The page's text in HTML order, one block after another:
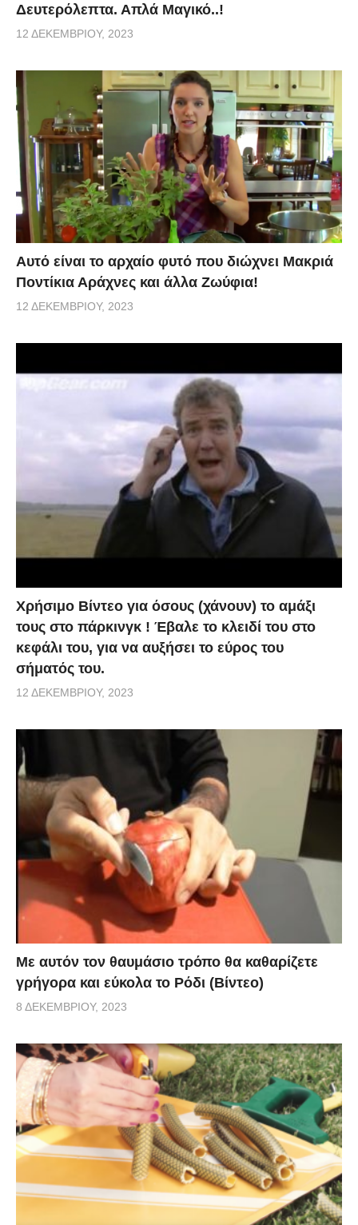
Δευτερόλεπτα. Απλά Μαγικό..!
12 ΔΕΚΕΜΒΡΊΟΥ, 2023
Αυτό είναι το αρχαίο φυτό που διώχνει Μακριά
Ποντίκια Αράχνες και άλλα Ζωύφια!
12 ΔΕΚΕΜΒΡΊΟΥ, 2023
Χρήσιμο Βίντεο για όσους (χάνουν) το αμάξι
τους στο πάρκινγκ ! Έβαλε το κλειδί του στο
κεφάλι του, για να αυξήσει το εύρος του
σήματός του.
12 ΔΕΚΕΜΒΡΊΟΥ, 2023
Με αυτόν τον θαυμάσιο τρόπο θα καθαρίζετε
γρήγορα και εύκολα το Ρόδι (Βίντεο)
8 ΔΕΚΕΜΒΡΊΟΥ, 2023